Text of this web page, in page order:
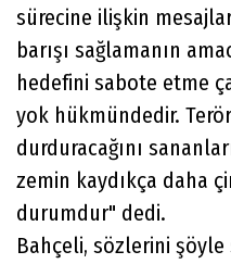
sürecine ilişkin
barışı sağlamanın
hedefini sabote etme
yok hükmündedir.
durduracağını
zemin kaydıkça daha
durumdur" dedi.
Bahçeli, sözlerini